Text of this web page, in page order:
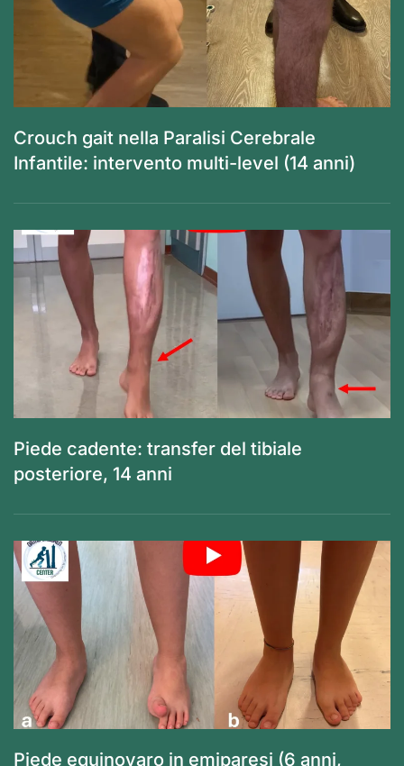
Crouch gait nella Paralisi Cerebrale
Infantile: intervento multi-level (14 anni)
Piede cadente: transfer del tibiale
posteriore, 14 anni
Piede equinovaro in emiparesi (6 anni,